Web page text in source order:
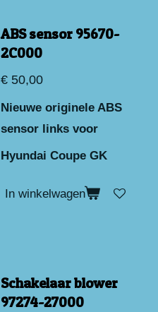
ABS sensor 95670-
2C000
€ 50,00
Nieuwe originele ABS
sensor links voor
Hyundai Coupe GK
In winkelwagen
Schakelaar blower
97274-27000